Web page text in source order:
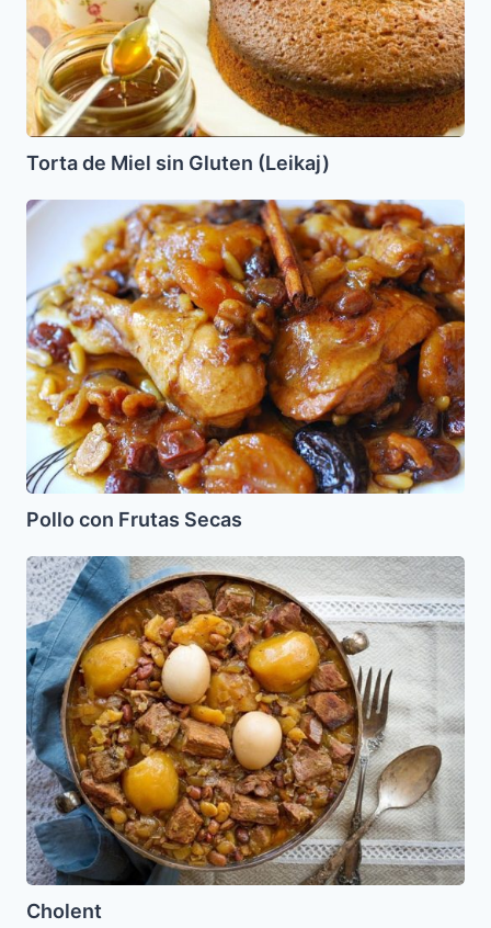
Torta de Miel sin Gluten (Leikaj)
Pollo
Frutas
Secas
Pollo con Frutas Secas
Cholent
Cholent